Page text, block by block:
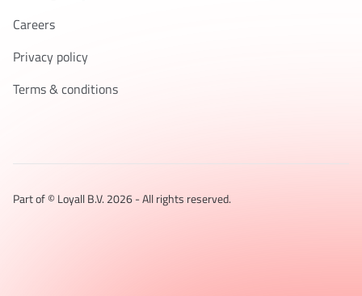
Careers
Privacy policy
Terms & conditions
Part of © Loyall B.V. 2026 - All rights reserved.